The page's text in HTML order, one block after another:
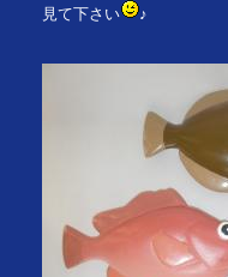
見て下さい
♪